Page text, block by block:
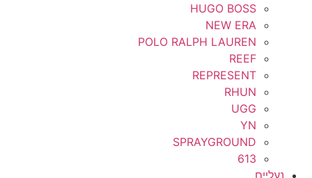
HUGO BOSS
NEW ERA
POLO RALPH LAUREN
REEF
REPRESENT
RHUN
UGG
YN
SPRAYGROUND
613
נעליים